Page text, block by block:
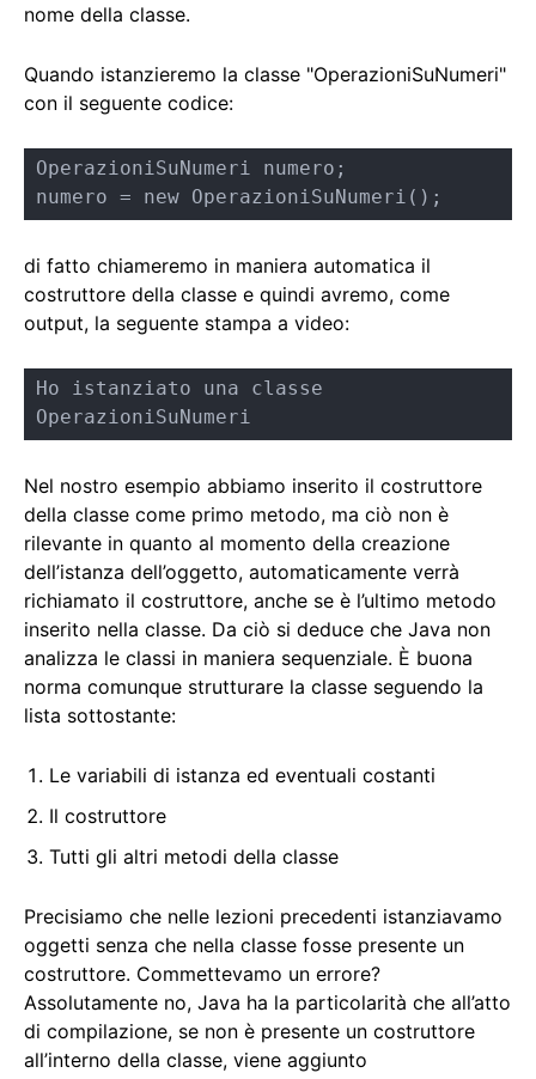
nome della classe.
Quando istanzieremo la classe "OperazioniSuNumeri"
con il seguente codice:
OperazioniSuNumeri numero;
numero = new OperazioniSuNumeri();
di fatto chiameremo in maniera automatica il
costruttore della classe e quindi avremo, come
output, la seguente stampa a video:
Ho istanziato una classe
OperazioniSuNumeri
Nel nostro esempio abbiamo inserito il costruttore
della classe come primo metodo, ma ciò non è
rilevante in quanto al momento della creazione
dell’istanza dell’oggetto, automaticamente verrà
richiamato il costruttore, anche se è l’ultimo metodo
inserito nella classe. Da ciò si deduce che Java non
analizza le classi in maniera sequenziale. È buona
norma comunque strutturare la classe seguendo la
lista sottostante:
Le variabili di istanza ed eventuali costanti
Il costruttore
Tutti gli altri metodi della classe
Precisiamo che nelle lezioni precedenti istanziavamo
oggetti senza che nella classe fosse presente un
costruttore. Commettevamo un errore?
Assolutamente no, Java ha la particolarità che all’atto
di compilazione, se non è presente un costruttore
all’interno della classe, viene aggiunto